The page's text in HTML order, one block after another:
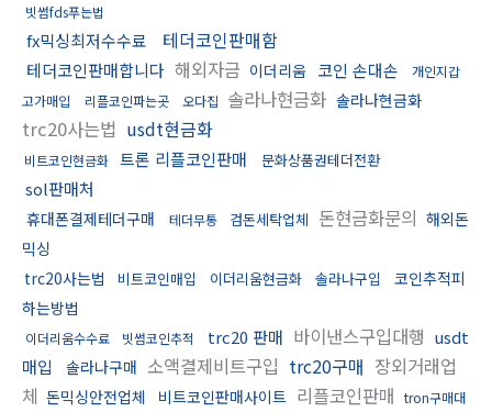
빗썸fds푸는법
fx믹싱최저수수료 테더코인판매함
테더코인판매합니다 해외자금 이더리움 코인 손대손
개인지갑
고가매입
리플코인파는곳 오다집 솔라나현금화 솔라나현금화
trc20사는법 usdt현금화
비트코인현금화 트론 리플코인판매 문화상품권테더전환
sol판매처
휴대폰결제테더구매 테더무통 검돈세탁업체 돈현금화문의 해외돈
믹싱
trc20사는법
비트코인매입 이더리움현금화 솔라나구입
코인추적피
하는방법
이더리움수수료 빗썸코인추적 trc20 판매 바이낸스구입대행 usdt
매입
솔라나구매 소액결제비트구입 trc20구매 장외거래업
체 돈믹싱안전업체 비트코인판매사이트 리플코인판매 tron구매대